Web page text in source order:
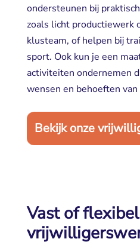
ondersteunen bij
zoals licht productiewerk
klusteam, of helpen bij
sport. Ook kun je een
activiteiten ondernemen
wensen en behoeften
Bekijk onze
Vast of flexibel